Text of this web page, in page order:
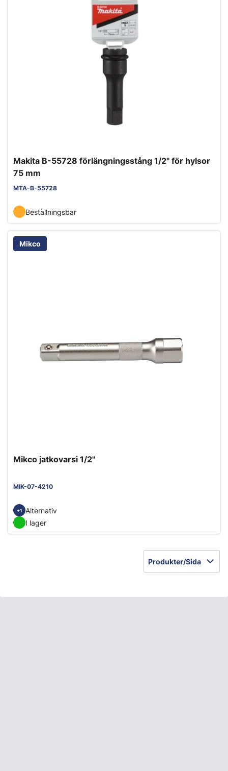
Makita B-55728 förlängningsstång 1/2" för hylsor
75 mm
MTA-B-55728
Beställningsbar
Mikco
Mikco jatkovarsi 1/2"
MIK-07-4210
+1
Alternativ
I lager
Produkter/Sida